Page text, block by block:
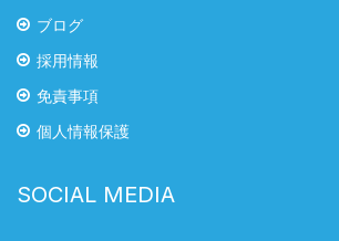
ブログ
採用情報
免責事項
個人情報保護
SOCIAL MEDIA